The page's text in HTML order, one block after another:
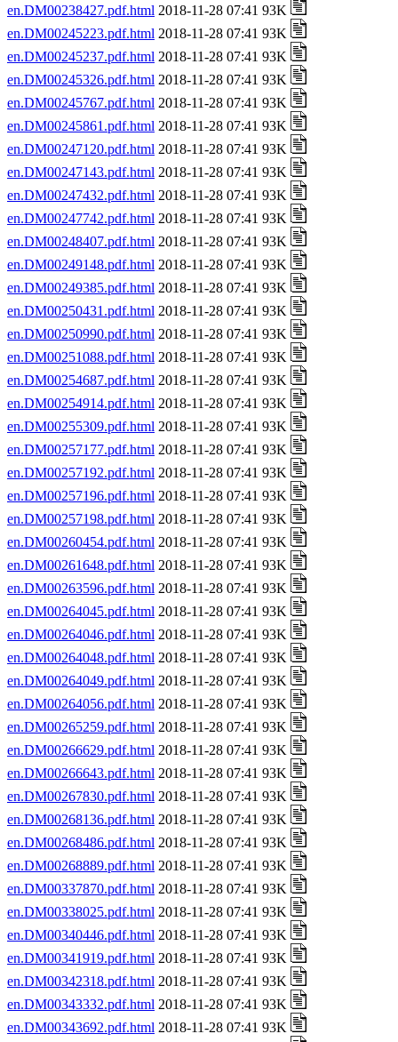
en.DM00238427.pdf.html 2018-11-28 07:41 93K
en.DM00245223.pdf.html 2018-11-28 07:41 93K
en.DM00245237.pdf.html 2018-11-28 07:41 93K
en.DM00245326.pdf.html 2018-11-28 07:41 93K
en.DM00245767.pdf.html 2018-11-28 07:41 93K
en.DM00245861.pdf.html 2018-11-28 07:41 93K
en.DM00247120.pdf.html 2018-11-28 07:41 93K
en.DM00247143.pdf.html 2018-11-28 07:41 93K
en.DM00247432.pdf.html 2018-11-28 07:41 93K
en.DM00247742.pdf.html 2018-11-28 07:41 93K
en.DM00248407.pdf.html 2018-11-28 07:41 93K
en.DM00249148.pdf.html 2018-11-28 07:41 93K
en.DM00249385.pdf.html 2018-11-28 07:41 93K
en.DM00250431.pdf.html 2018-11-28 07:41 93K
en.DM00250990.pdf.html 2018-11-28 07:41 93K
en.DM00251088.pdf.html 2018-11-28 07:41 93K
en.DM00254687.pdf.html 2018-11-28 07:41 93K
en.DM00254914.pdf.html 2018-11-28 07:41 93K
en.DM00255309.pdf.html 2018-11-28 07:41 93K
en.DM00257177.pdf.html 2018-11-28 07:41 93K
en.DM00257192.pdf.html 2018-11-28 07:41 93K
en.DM00257196.pdf.html 2018-11-28 07:41 93K
en.DM00257198.pdf.html 2018-11-28 07:41 93K
en.DM00260454.pdf.html 2018-11-28 07:41 93K
en.DM00261648.pdf.html 2018-11-28 07:41 93K
en.DM00263596.pdf.html 2018-11-28 07:41 93K
en.DM00264045.pdf.html 2018-11-28 07:41 93K
en.DM00264046.pdf.html 2018-11-28 07:41 93K
en.DM00264048.pdf.html 2018-11-28 07:41 93K
en.DM00264049.pdf.html 2018-11-28 07:41 93K
en.DM00264056.pdf.html 2018-11-28 07:41 93K
en.DM00265259.pdf.html 2018-11-28 07:41 93K
en.DM00266629.pdf.html 2018-11-28 07:41 93K
en.DM00266643.pdf.html 2018-11-28 07:41 93K
en.DM00267830.pdf.html 2018-11-28 07:41 93K
en.DM00268136.pdf.html 2018-11-28 07:41 93K
en.DM00268486.pdf.html 2018-11-28 07:41 93K
en.DM00268889.pdf.html 2018-11-28 07:41 93K
en.DM00337870.pdf.html 2018-11-28 07:41 93K
en.DM00338025.pdf.html 2018-11-28 07:41 93K
en.DM00340446.pdf.html 2018-11-28 07:41 93K
en.DM00341919.pdf.html 2018-11-28 07:41 93K
en.DM00342318.pdf.html 2018-11-28 07:41 93K
en.DM00343332.pdf.html 2018-11-28 07:41 93K
en.DM00343692.pdf.html 2018-11-28 07:41 93K